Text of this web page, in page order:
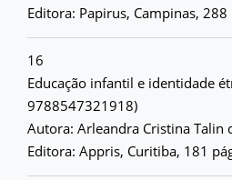
Editora: Papirus, Campinas, 288
16
Educação infantil e identidade
9788547321918)
Autora: Arleandra Cristina Talin
Editora: Appris, Curitiba, 181